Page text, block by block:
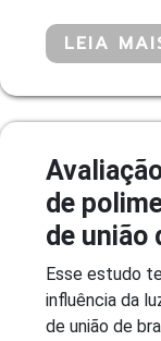
LEIA
de
de união
Esse estudo
influência da
de união de